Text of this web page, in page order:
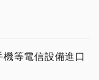
等電信設備進口